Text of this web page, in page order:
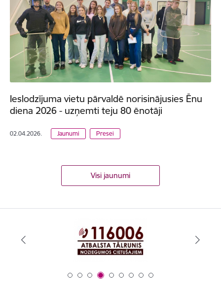
Ieslodzījuma vietu pārvaldē norisinājusies Ēnu
diena 2026 - uzņemti teju 80 ēnotāji
02.04.2026. Jaunumi Presei
Visi jaunumi